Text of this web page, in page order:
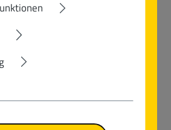
SX-70 EVO